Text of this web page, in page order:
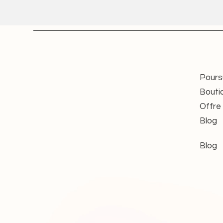
besonders für den nachhaltigen
Alle angebotenen Motoren
Jeder Motor stammt aus
Bestand und wird erst nach
Typenschilder oder
da Hersteller im Laufe der
haben. In der jeweiligen
Offre
Blog
Blog